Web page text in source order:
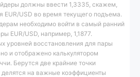
должны ввести 1,3335, скажем,
USD во время текущего подъема.
необходимо войти в самый ранний
EUR/USD, например, 1,1877.
уровней восстановления для пары
и отображено калькулятором
Берутся две крайние точки
на важные коэффициенты